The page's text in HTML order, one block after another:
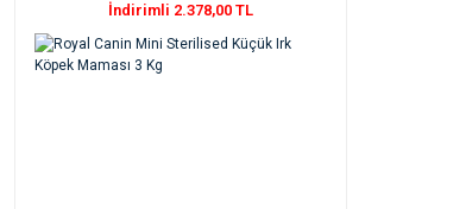
İndirimli 2.378,00 TL